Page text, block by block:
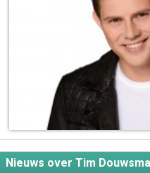
Nieuws over Tim Douwsma